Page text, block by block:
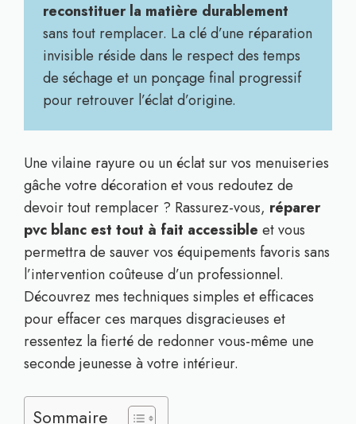
reconstituer la matière durablement
sans tout remplacer. La clé d’une réparation
invisible réside dans le respect des temps
de séchage et un ponçage final progressif
pour retrouver l’éclat d’origine.
Une vilaine rayure ou un éclat sur vos menuiseries
gâche votre décoration et vous redoutez de
devoir tout remplacer ? Rassurez-vous, réparer
pvc blanc est tout à fait accessible et vous
permettra de sauver vos équipements favoris sans
l’intervention coûteuse d’un professionnel.
Découvrez mes techniques simples et efficaces
pour effacer ces marques disgracieuses et
ressentez la fierté de redonner vous-même une
seconde jeunesse à votre intérieur.
Sommaire